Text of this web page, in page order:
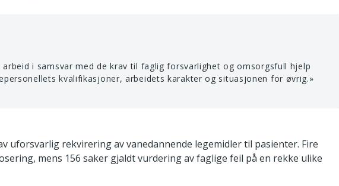
i samsvar med de krav til faglig forsvarlighet og omsorgsfull hjelp
kvalifikasjoner, arbeidets karakter og situasjonen for øvrig.»
uforsvarlig rekvirering av vanedannende legemidler til pasienter. Fire
mens 156 saker gjaldt vurdering av faglige feil på en rekke ulike